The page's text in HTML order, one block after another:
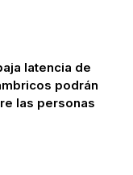
latencia de
podrán
las personas